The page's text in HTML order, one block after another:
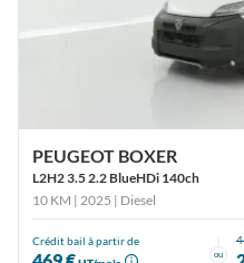
PEUGEOT BOXER
L2H2 3.5 2.2 BlueHDi 140ch
10 KM | 2025 | Diesel
Crédit bail à partir de
ou